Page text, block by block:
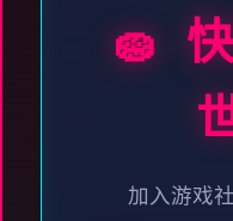
🧽
加入游戏